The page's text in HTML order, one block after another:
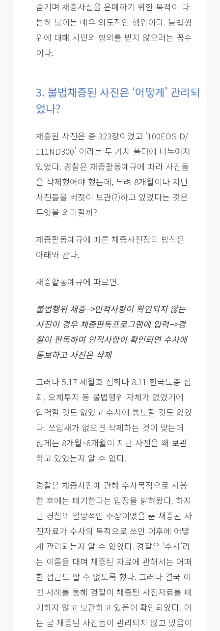
숨기며 채증사실을 은폐하기 위한 목적이 다
분히 보이는 매우 의도적인 행위이다. 불법행
위에 대해 시민의 항의를 받지 않으려는 꼼수
이다.
3. 불법채증된 사진은 ‘어떻게’ 관리되
었나?
채증된 사진은 총 323장이었고 ‘100EOSID/
111ND300’ 이라는 두 가지 폴더에 나누어져
있었다. 경찰은 채증활동예규에 따라 사진들
을 삭제했어야 했는데, 무려 8개월이나 지난
사진들을 버젓이 보관(?)하고 있었다는 것은
무엇을 의미할까?
채증활동예규에 따른 채증사진정리 방식은
아래와 같다.
채증활동예규에 따르면,
불법행위 채증–>인적사항이 확인되지 않는
사진이 경우 채증판독프로그램에 입력–>경
찰이 판독하여 인적사항이 확인되면 수사에
통보하고 사진은 삭제
그러나 5.17 세월호 집회나 8.11 한국노총 집
회, 오체투지 등 불법행위 자체가 없었기에
입력할 것도 없었고 수사에 통보할 것도 없었
다. 쓰임새가 없으면 삭제하는 것이 맞는데
많게는 8개월~6개월이 지난 사진을 왜 보관
하고 있었는지 알 수 없다.
경찰은 채증사진에 관해 수사목적으로 사용
한 후에는 폐기한다는 입장을 밝혀왔다. 하지
만 경찰의 일방적인 주장이었을 뿐 채증된 사
진자료가 수사의 목적으로 쓰인 이후에 어떻
게 관리되는지 알 수 없었다. 경찰은 ‘수사’라
는 이름을 대며 채증된 자료에 관해서는 어떠
한 접근도 할 수 없도록 했다. 그러나 결국 이
번 사례를 통해 경찰이 채증된 사진자료를 폐
기하지 않고 보관하고 있음이 확인되었다. 이
는 곧 채증된 사진들이 관리되지 않고 있음이